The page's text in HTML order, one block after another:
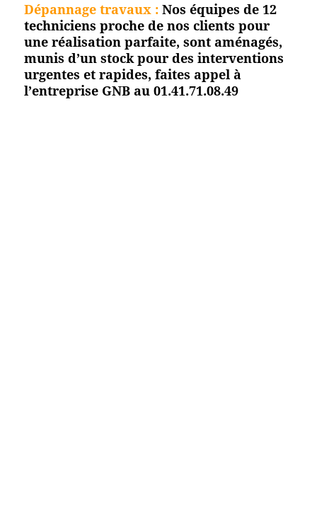
Dépannage travaux : Nos équipes de 12
techniciens proche de nos clients pour
une réalisation parfaite, sont aménagés,
munis d’un stock pour des interventions
urgentes et rapides, faites appel à
l’entreprise GNB au 01.41.71.08.49